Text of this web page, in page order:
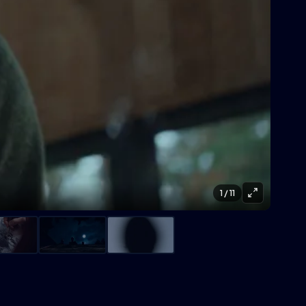
1 / 11